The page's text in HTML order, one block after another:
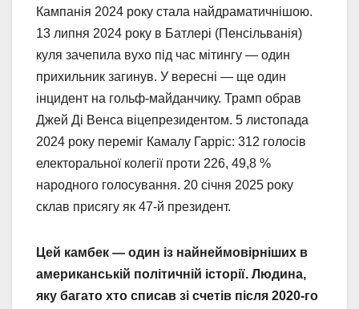
Кампанія 2024 року стала найдраматичнішою.
13 липня 2024 року в Батлері (Пенсільванія)
куля зачепила вухо під час мітингу — один
прихильник загинув. У вересні — ще один
інцидент на гольф-майданчику. Трамп обрав
Джей Ді Венса віцепрезидентом. 5 листопада
2024 року переміг Камалу Гарріс: 312 голосів
електоральної колегії проти 226, 49,8 %
народного голосування. 20 січня 2025 року
склав присягу як 47-й президент.
Цей камбек — один із найнеймовірніших в
американській політичній історії. Людина,
яку багато хто списав зі счетів після 2020-го